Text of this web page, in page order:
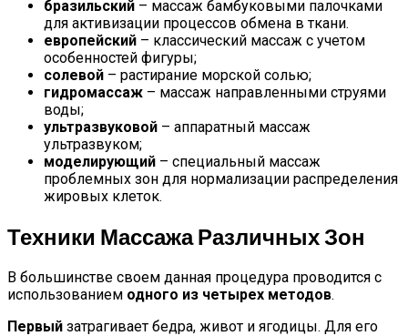
бразильский – массаж бамбуковыми палочками
для активизации процессов обмена в ткани.
европейский – классический массаж с учетом
особенностей фигуры;
солевой – растирание морской солью;
гидромассаж – массаж направленными струями
воды;
ультразвуковой – аппаратный массаж
ультразвуком;
моделирующий – специальный массаж
проблемных зон для нормализации распределения
жировых клеток.
Техники Массажа Различных Зон
В большинстве своем данная процедура проводится с
использованием одного из четырех методов.
Первый затрагивает бедра, живот и ягодицы. Для его